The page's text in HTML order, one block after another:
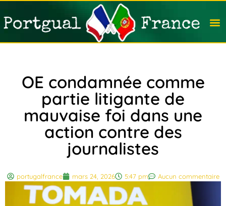
OE condamnée comme
partie litigante de
mauvaise foi dans une
action contre des
journalistes
portugalfrance mars 24, 2026 5:47 pm Aucun commentaire